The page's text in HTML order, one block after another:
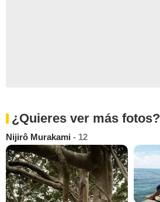
¿Quieres ver más fotos?
Nijirô Murakami - 12